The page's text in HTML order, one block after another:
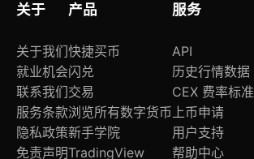
关于
关于我们
就业机会
联系我们
服务条款
隐私政策
免责声明
产品
快捷买币
闪兑
交易
浏览所有数字货币
新手学院
TradingView
服务
API
历史行情数据
CEX 费率标准
上币申请
用户支持
帮助中心